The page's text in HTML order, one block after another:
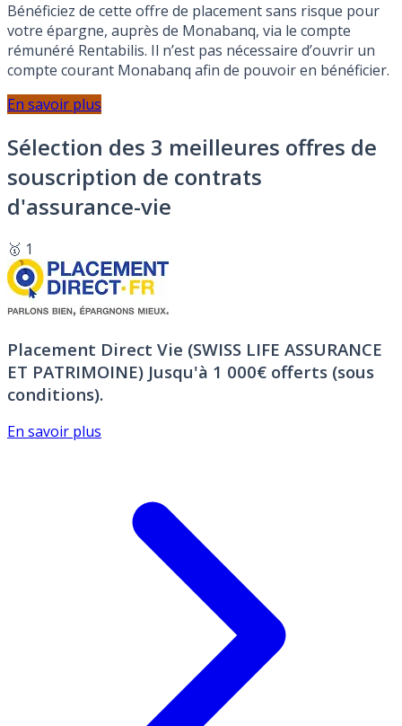
Bénéficiez de cette offre de placement sans risque pour
votre épargne, auprès de Monabanq, via le compte
rémunéré Rentabilis. Il n’est pas nécessaire d’ouvrir un
compte courant Monabanq afin de pouvoir en bénéficier.
En savoir plus
Sélection des 3 meilleures offres de
souscription de contrats
d'assurance-vie
🥇 1
Placement Direct Vie (SWISS LIFE ASSURANCE
ET PATRIMOINE) Jusqu'à 1 000€ offerts (sous
conditions).
En savoir plus